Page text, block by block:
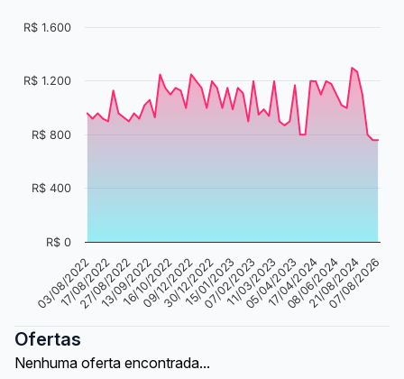
03/08/2022
17/08/2022
27/08/2022
13/09/2022
16/10/2022
09/12/2022
30/12/2022
15/01/2023
07/02/2023
11/03/2023
05/04/2023
17/04/2024
08/06/2024
21/08/2024
07/08/2026
R$ 0
R$ 400
R$ 800
R$ 1.200
R$ 1.600
Ofertas
Nenhuma oferta encontrada...